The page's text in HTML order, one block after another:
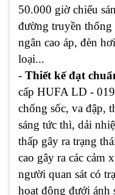
50.000 giờ chiếu
đường truyền
ngân cao áp, đèn
loại...
- Thiết kế đạt
cấp HUFA LD -
chống sốc, va đập,
sáng tức thì, dải
thấp gây ra trạng
cao gây ra các cảm
người quan sát có
hoạt động đưới ánh